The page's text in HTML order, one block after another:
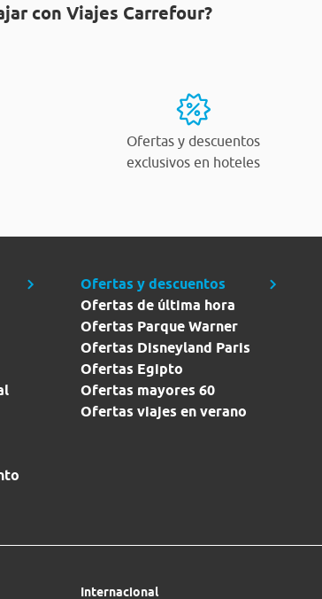
con Viajes Carrefour?
Ofertas y descuentos
exclusivos en hoteles
Ofertas y descuentos
Ofertas de última hora
Ofertas Parque Warner
Ofertas Disneyland Paris
Ofertas Egipto
Ofertas mayores 60
Ofertas viajes en verano
Internacional